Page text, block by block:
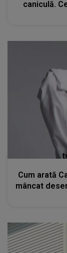
caniculă.
Cum arată
mâncat